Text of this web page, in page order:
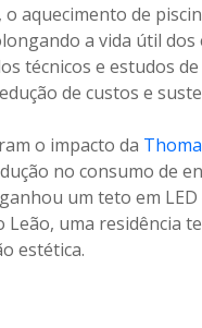
aquecimento de
a vida útil
técnicos e estudos
de custos e
o impacto da
no consumo de
um teto em
Leão, uma residência
estética.